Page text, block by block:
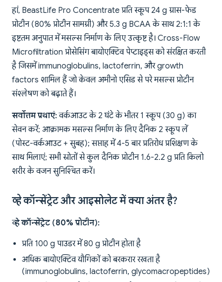
हां, BeastLife Pro Concentrate प्रति स्कूप 24 g ग्रास-फेड
प्रोटीन (80% प्रोटीन सामग्री) और 5.3 g BCAA के साथ 2:1:1 के
इष्टतम अनुपात में मसल्स निर्माण के लिए उत्कृष्ट है। Cross-Flow
Microfiltration प्रोसेसिंग बायोएक्टिव पेप्टाइड्स को संरक्षित करती
है जिसमें immunoglobulins, lactoferrin, और growth
factors शामिल हैं जो केवल अमीनो एसिड से परे मसल्स प्रोटीन
संश्लेषण को बढ़ाते हैं।
सर्वोत्तम प्रथाएं:वर्कआउट के 2 घंटे के भीतर 1 स्कूप (30 g) का
सेवन करें; आक्रामक मसल्स निर्माण के लिए दैनिक 2 स्कूप लें
(पोस्ट-वर्कआउट + सुबह); सप्ताह में 4-5 बार प्रतिरोध प्रशिक्षण के
साथ मिलाएं; सभी स्रोतों से कुल दैनिक प्रोटीन 1.6-2.2 g प्रति किलो
शरीर के वजन सुनिश्चित करें।
व्हे कॉन्सेंट्रेट और आइसोलेट में क्या अंतर है?
व्हे कॉन्सेंट्रेट (80% प्रोटीन):
प्रति 100 g पाउडर में 80 g प्रोटीन होता है
अधिक बायोएक्टिव यौगिकों को बरकरार रखता है
(immunoglobulins, lactoferrin, glycomacropeptides)